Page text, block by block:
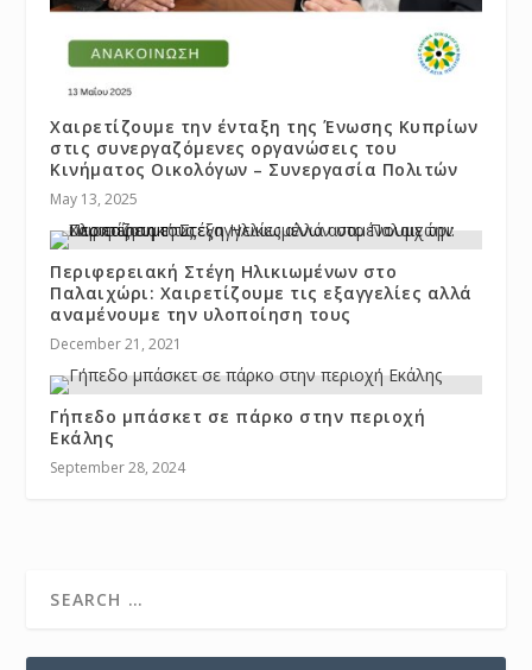
Χαιρετίζουμε την ένταξη της Ένωσης Κυπρίων
στις συνεργαζόμενες οργανώσεις του
Κινήματος Οικολόγων – Συνεργασία Πολιτών
May 13, 2025
Περιφερειακή Στέγη Ηλικιωμένων στο
Παλαιχώρι: Χαιρετίζουμε τις εξαγγελίες αλλά
αναμένουμε την υλοποίηση τους
December 21, 2021
Γήπεδο μπάσκετ σε πάρκο στην περιοχή
Εκάλης
September 28, 2024